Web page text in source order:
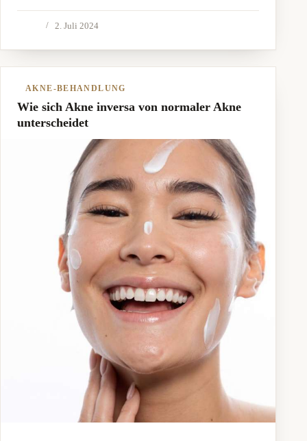
2. Juli 2024
AKNE-BEHANDLUNG
Wie sich Akne inversa von normaler Akne
unterscheidet